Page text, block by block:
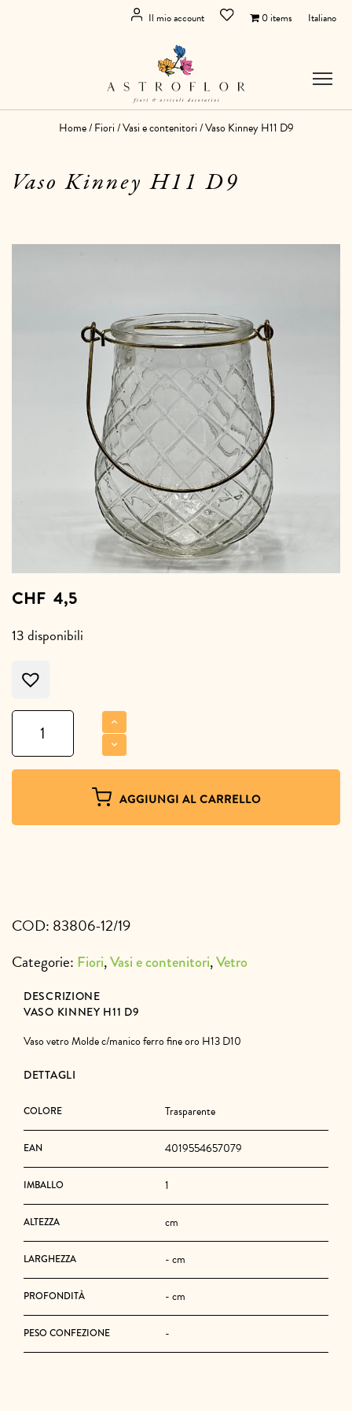
Il mio account 0 items Italiano
Home/Fiori/Vasi e contenitori/ Vaso Kinney H11 D9
Vaso Kinney H11 D9
CHF 4,5
13 disponibili
Vaso
Kinney
H11
AGGIUNGI AL CARRELLO
COD: 83806-12/19
Categorie: Fiori,Vasi e contenitori,Vetro
DESCRIZIONE
VASO KINNEY H11 D9
Vaso vetro Molde c/manico ferro fine oro H13 D10
DETTAGLI
COLORE Trasparente
EAN 4019554657079
IMBALLO 1
ALTEZZA cm
LARGHEZZA - cm
PROFONDITÀ - cm
PESO CONFEZIONE -